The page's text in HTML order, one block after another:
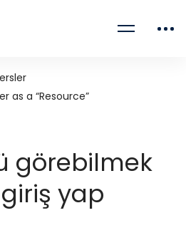
as a “Resource”
görebilmek
yap